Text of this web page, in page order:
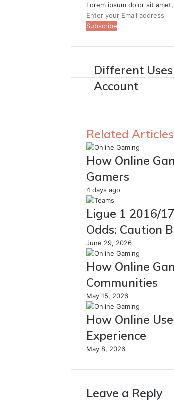
Lorem ipsum dolor sit
Enter
your
address
Different
Account
Related Articles
How Online
Gamers
4 days ago
Ligue 1 2016/
Odds: Caution
June 29, 2026
How Online
Communities
May 15, 2026
How Online
Experience
May 8, 2026
Leave a Reply